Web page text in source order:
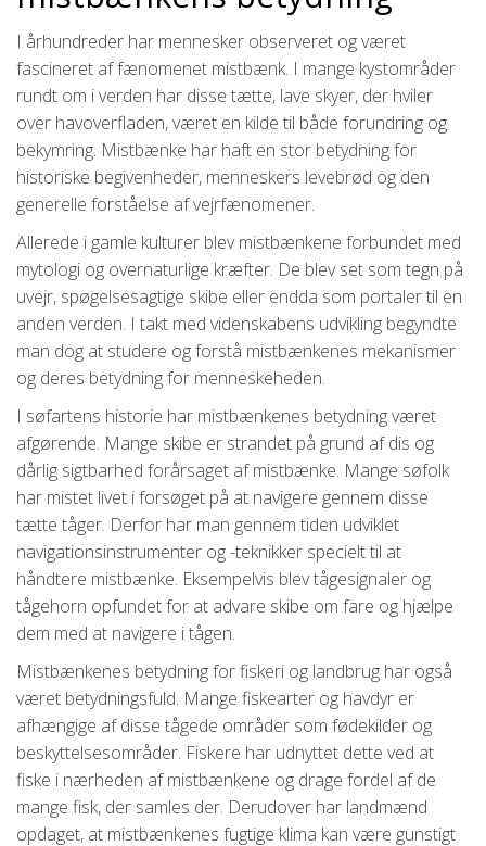
I århundreder har mennesker observeret og været
fascineret af fænomenet mistbænk. I mange kystområder
rundt om i verden har disse tætte, lave skyer, der hviler
over havoverfladen, været en kilde til både forundring og
bekymring. Mistbænke har haft en stor betydning for
historiske begivenheder, menneskers levebrød og den
generelle forståelse af vejrfænomener.
Allerede i gamle kulturer blev mistbænkene forbundet med
mytologi og overnaturlige kræfter. De blev set som tegn på
uvejr, spøgelsesagtige skibe eller endda som portaler til en
anden verden. I takt med videnskabens udvikling begyndte
man dog at studere og forstå mistbænkenes mekanismer
og deres betydning for menneskeheden.
I søfartens historie har mistbænkenes betydning været
afgørende. Mange skibe er strandet på grund af dis og
dårlig sigtbarhed forårsaget af mistbænke. Mange søfolk
har mistet livet i forsøget på at navigere gennem disse
tætte tåger. Derfor har man gennem tiden udviklet
navigationsinstrumenter og -teknikker specielt til at
håndtere mistbænke. Eksempelvis blev tågesignaler og
tågehorn opfundet for at advare skibe om fare og hjælpe
dem med at navigere i tågen.
Mistbænkenes betydning for fiskeri og landbrug har også
været betydningsfuld. Mange fiskearter og havdyr er
afhængige af disse tågede områder som fødekilder og
beskyttelsesområder. Fiskere har udnyttet dette ved at
fiske i nærheden af mistbænkene og drage fordel af de
mange fisk, der samles der. Derudover har landmænd
opdaget, at mistbænkenes fugtige klima kan være gunstigt